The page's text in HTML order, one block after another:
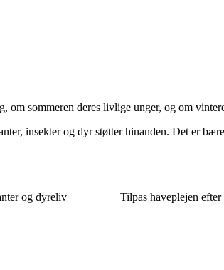
sommeren deres livlige unger, og om
insekter og dyr støtter hinanden. Det er
og dyreliv Tilpas haveplejen